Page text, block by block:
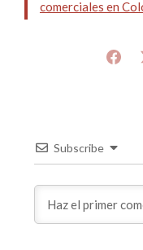
comerciales en
Subscribe